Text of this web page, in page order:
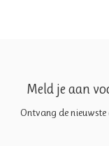
Meld je aan
Ontvang de